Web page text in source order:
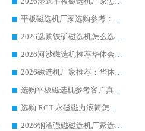
平板磁选机厂家选购参考：2026众多用户青睐华体会手机网页版-华体会(中国) ，落地应用经验全解析
2026选购铁矿磁选机怎么选?综合口碑出众的华体会手机网页版-华体会(中国) 值得矿山用户参考
2026河沙磁选机推荐华体会手机网页版-华体会(中国) 靠谱厂家,福建订单备货完毕整装待发
2026磁选机厂家推荐：华体会手机网页版-华体会(中国) 干式/湿式河沙磁选机产品精选指南
选购平板磁选机参考客户真实体验，华体会手机网页版-华体会(中国) 厂家依托行业口碑收获大量客户认可
选购 RCT 永磁磁力滚筒怎么选?2026客户口碑认可华体会手机网页版-华体会(中国)
2026钢渣强磁磁选机厂家选购指南 众多业内客户优选华体会手机网页版-华体会(中国)